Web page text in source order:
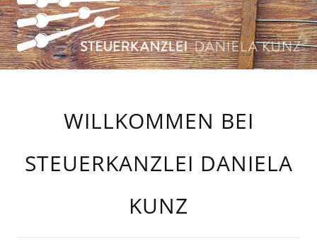
WILLKOMMEN BEI
STEUERKANZLEI DANIELA
KUNZ